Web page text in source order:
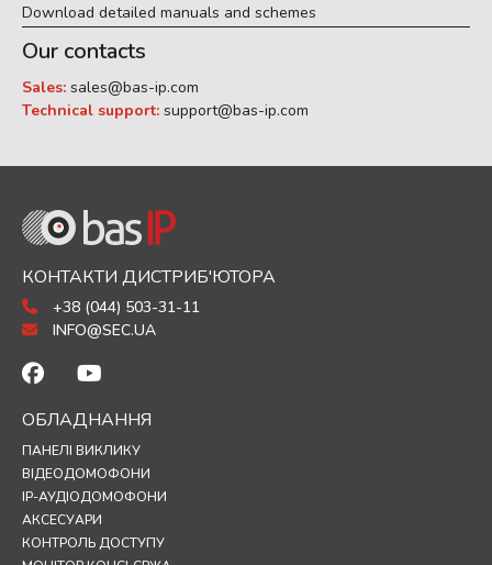
Download detailed manuals and schemes
Our contacts
Sales: sales@bas-ip.com
Technical support: support@bas-ip.com
КОНТАКТИ ДИСТРИБ'ЮТОРА
+38 (044) 503-31-11
INFO@SEC.UA
ОБЛАДНАННЯ
ПАНЕЛІ ВИКЛИКУ
ВІДЕОДОМОФОНИ
IP-АУДІОДОМОФОНИ
АКСЕСУАРИ
КОНТРОЛЬ ДОСТУПУ